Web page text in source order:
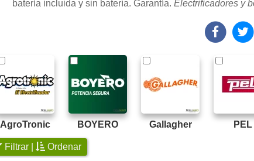
batería incluida y sin batería. Garantía. Electrificadores y
AgroTronic BOYERO Gallagher PEL
Filtrar | Ordenar